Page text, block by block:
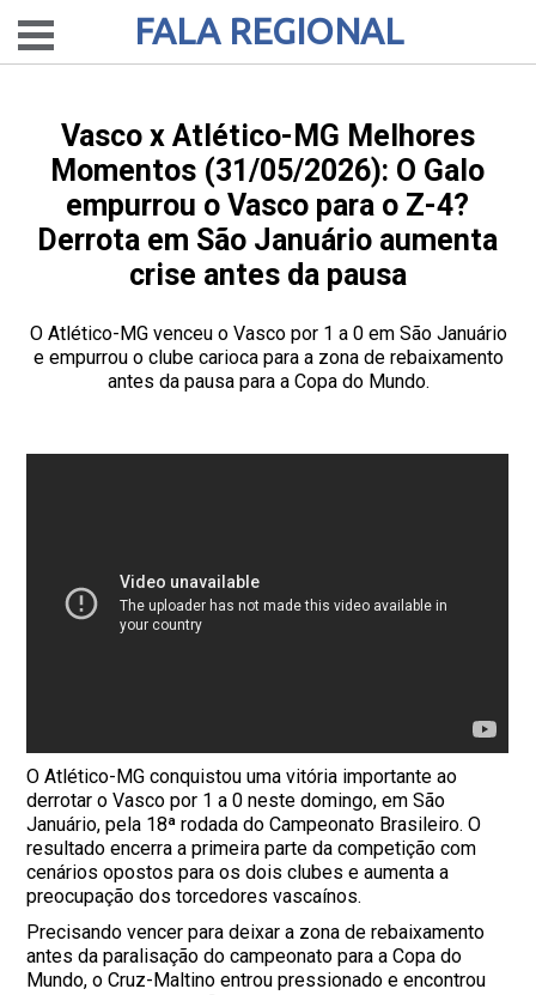
FALA REGIONAL
Vasco x Atlético-MG Melhores
Momentos (31/05/2026): O Galo
empurrou o Vasco para o Z-4?
Derrota em São Januário aumenta
crise antes da pausa
O Atlético-MG venceu o Vasco por 1 a 0 em São Januário
e empurrou o clube carioca para a zona de rebaixamento
antes da pausa para a Copa do Mundo.
O Atlético-MG conquistou uma vitória importante ao
derrotar o Vasco por 1 a 0 neste domingo, em São
Januário, pela 18ª rodada do Campeonato Brasileiro. O
resultado encerra a primeira parte da competição com
cenários opostos para os dois clubes e aumenta a
preocupação dos torcedores vascaínos.
Precisando vencer para deixar a zona de rebaixamento
antes da paralisação do campeonato para a Copa do
Mundo, o Cruz-Maltino entrou pressionado e encontrou